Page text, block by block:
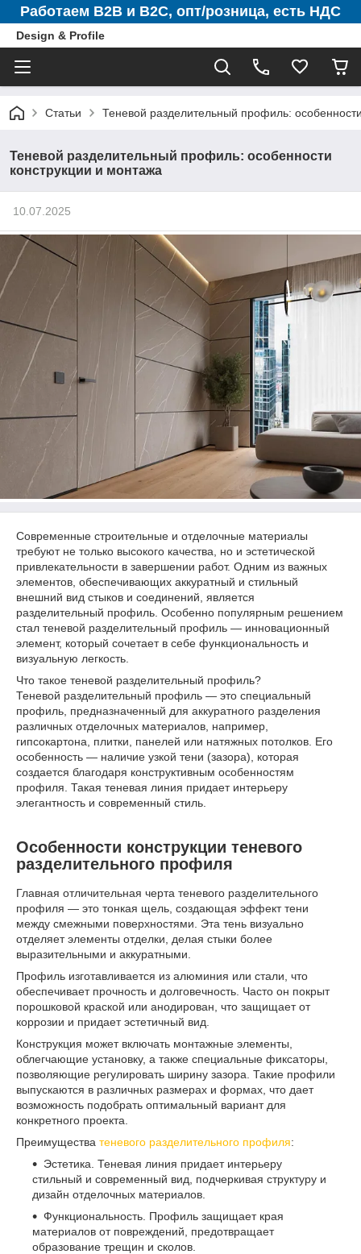
Работаем B2B и B2C, опт/розница, есть НДС
Design & Profile
Статьи Теневой разделительный профиль:
Теневой разделительный профиль: особенности
конструкции и монтажа
10.07.2025
Современные строительные и отделочные материалы
требуют не только высокого качества, но и эстетической
привлекательности в завершении работ. Одним из важных
элементов, обеспечивающих аккуратный и стильный
внешний вид стыков и соединений, является
разделительный профиль. Особенно популярным решением
стал теневой разделительный профиль — инновационный
элемент, который сочетает в себе функциональность и
визуальную легкость.
Что такое теневой разделительный профиль?
Теневой разделительный профиль — это специальный
профиль, предназначенный для аккуратного разделения
различных отделочных материалов, например,
гипсокартона, плитки, панелей или натяжных потолков. Его
особенность — наличие узкой тени (зазора), которая
создается благодаря конструктивным особенностям
профиля. Такая теневая линия придает интерьеру
элегантность и современный стиль.
Особенности конструкции теневого
разделительного профиля
Главная отличительная черта теневого разделительного
профиля — это тонкая щель, создающая эффект тени
между смежными поверхностями. Эта тень визуально
отделяет элементы отделки, делая стыки более
выразительными и аккуратными.
Профиль изготавливается из алюминия или стали, что
обеспечивает прочность и долговечность. Часто он покрыт
порошковой краской или анодирован, что защищает от
коррозии и придает эстетичный вид.
Конструкция может включать монтажные элементы,
облегчающие установку, а также специальные фиксаторы,
позволяющие регулировать ширину зазора. Такие профили
выпускаются в различных размерах и формах, что дает
возможность подобрать оптимальный вариант для
конкретного проекта.
Преимущества теневого разделительного профиля:
Эстетика. Теневая линия придает интерьеру
стильный и современный вид, подчеркивая структуру и
дизайн отделочных материалов.
Функциональность. Профиль защищает края
материалов от повреждений, предотвращает
образование трещин и сколов.